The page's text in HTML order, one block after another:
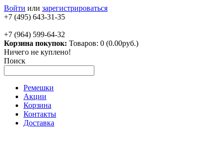
Войти или зарегистрироваться
+7 (495) 643-31-35
+7 (964) 599-64-32
Корзина покупок: Товаров: 0 (0.00руб.)
Ничего не куплено!
Поиск
Ремешки
Акции
Корзина
Контакты
Доставка